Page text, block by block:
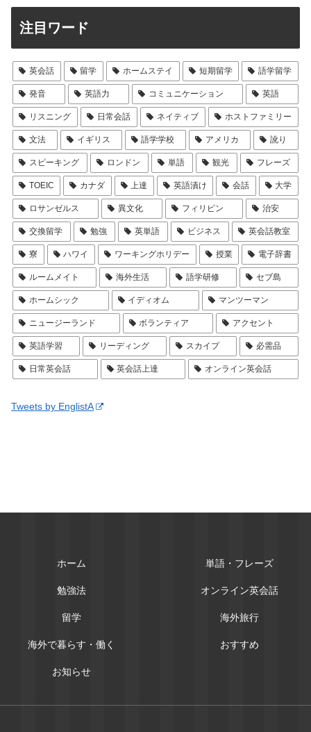
注目ワード
英会話 留学 ホームステイ 短期留学 語学留学
発音 英語力 コミュニケーション 英語
リスニング 日常会話 ネイティブ ホストファミリー
文法 イギリス 語学学校 アメリカ 訛り
スピーキング ロンドン 単語 観光 フレーズ
TOEIC カナダ 上達 英語漬け 会話 大学
ロサンゼルス 異文化 フィリピン 治安
交換留学 勉強 英単語 ビジネス 英会話教室
寮 ハワイ ワーキングホリデー 授業 電子辞書
ルームメイト 海外生活 語学研修 セブ島
ホームシック イディオム マンツーマン
ニュージーランド ボランティア アクセント
英語学習 リーディング スカイプ 必需品
日常英会話 英会話上達 オンライン英会話
Tweets by EnglistA
ホーム 単語・フレーズ
勉強法 オンライン英会話
留学 海外旅行
海外で暮らす・働く おすすめ
お知らせ